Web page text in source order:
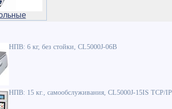
НПВ: 6 кг, без стойки, CL5000J-06B
НПВ: 15 кг., самообслуживания, CL5000J-15IS TCP/IP